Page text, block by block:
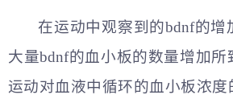
在运动中观察到的bdnf的增
大量bdnf的血小板的数量增加所
运动对血液中循环的血小板浓度